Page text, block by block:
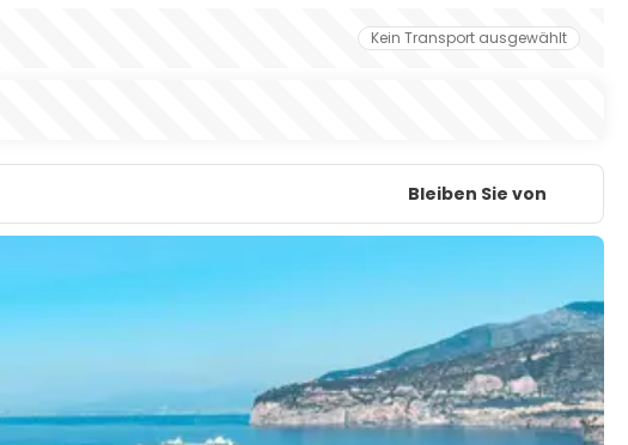
Kein Transport ausgewählt
Bleiben Sie von